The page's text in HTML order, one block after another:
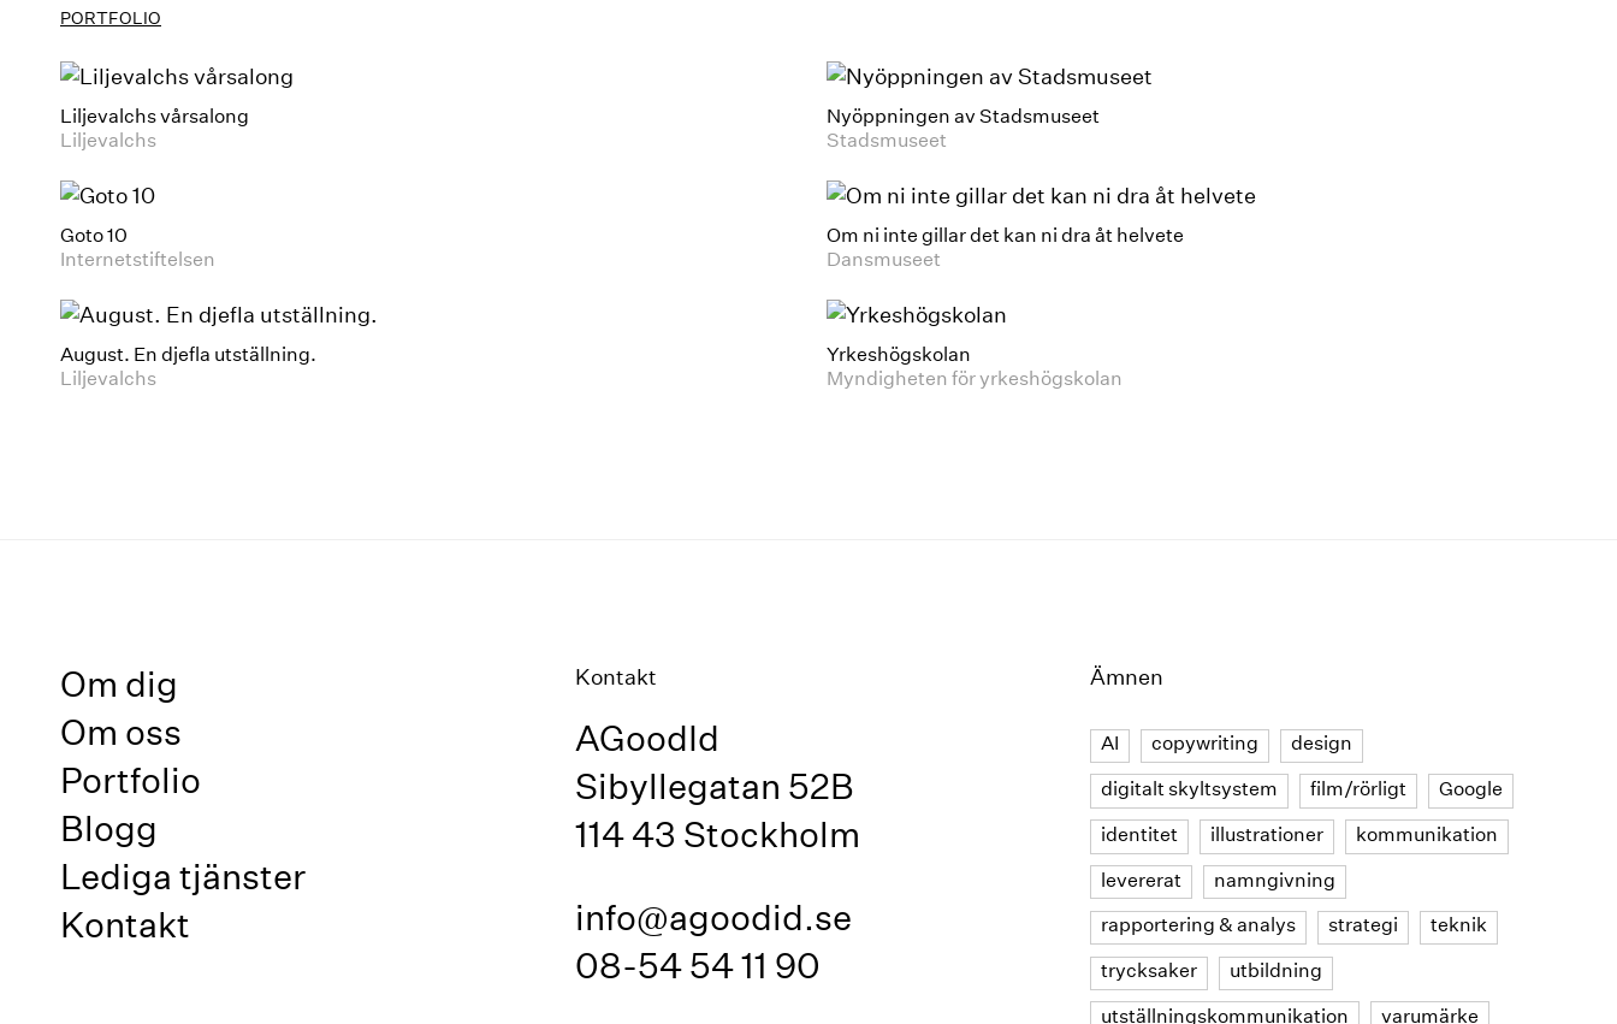
PORTFOLIO
Liljevalchs vårsalong
Liljevalchs
Nyöppningen av Stadsmuseet
Stadsmuseet
Goto 10
Internetstiftelsen
Om ni inte gillar det kan ni dra åt helvete
Dansmuseet
August. En djefla utställning.
Liljevalchs
Yrkeshögskolan
Myndigheten för yrkeshögskolan
Om dig
Om oss
Portfolio
Blogg
Lediga tjänster
Kontakt
Kontakt
AGoodId
Sibyllegatan 52B
114 43 Stockholm
info@agoodid.se
08-54 54 11 90
Ämnen
AI copywriting
design
digitalt skyltsystem
film/rörligt
Google
identitet
illustrationer
kommunikation
levererat
namngivning
rapportering & analys
strategi
teknik
trycksaker
utbildning
utställningskommunikation
varumärke